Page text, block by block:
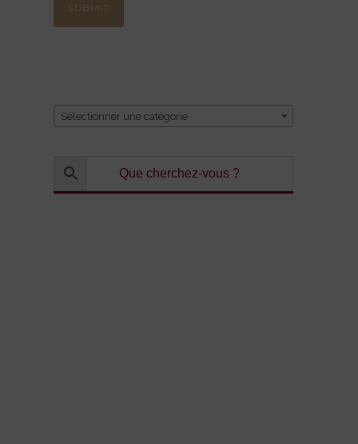
Sélectionner une catégorie